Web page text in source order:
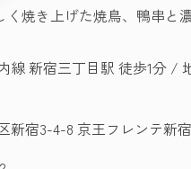
く焼き上げた焼鳥、鴨串と
線 新宿三丁目駅 徒歩1分 /
新宿3-4-8 京王フレンテ新